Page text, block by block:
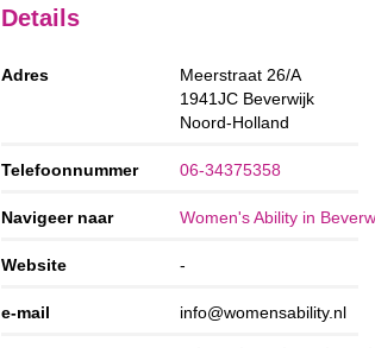
Details
Adres
Meerstraat 26/A
1941JC Beverwijk
Noord-Holland
Telefoonnummer 06-34375358
Navigeer naar Women's Ability in
Website -
e-mail info@womensability.nl